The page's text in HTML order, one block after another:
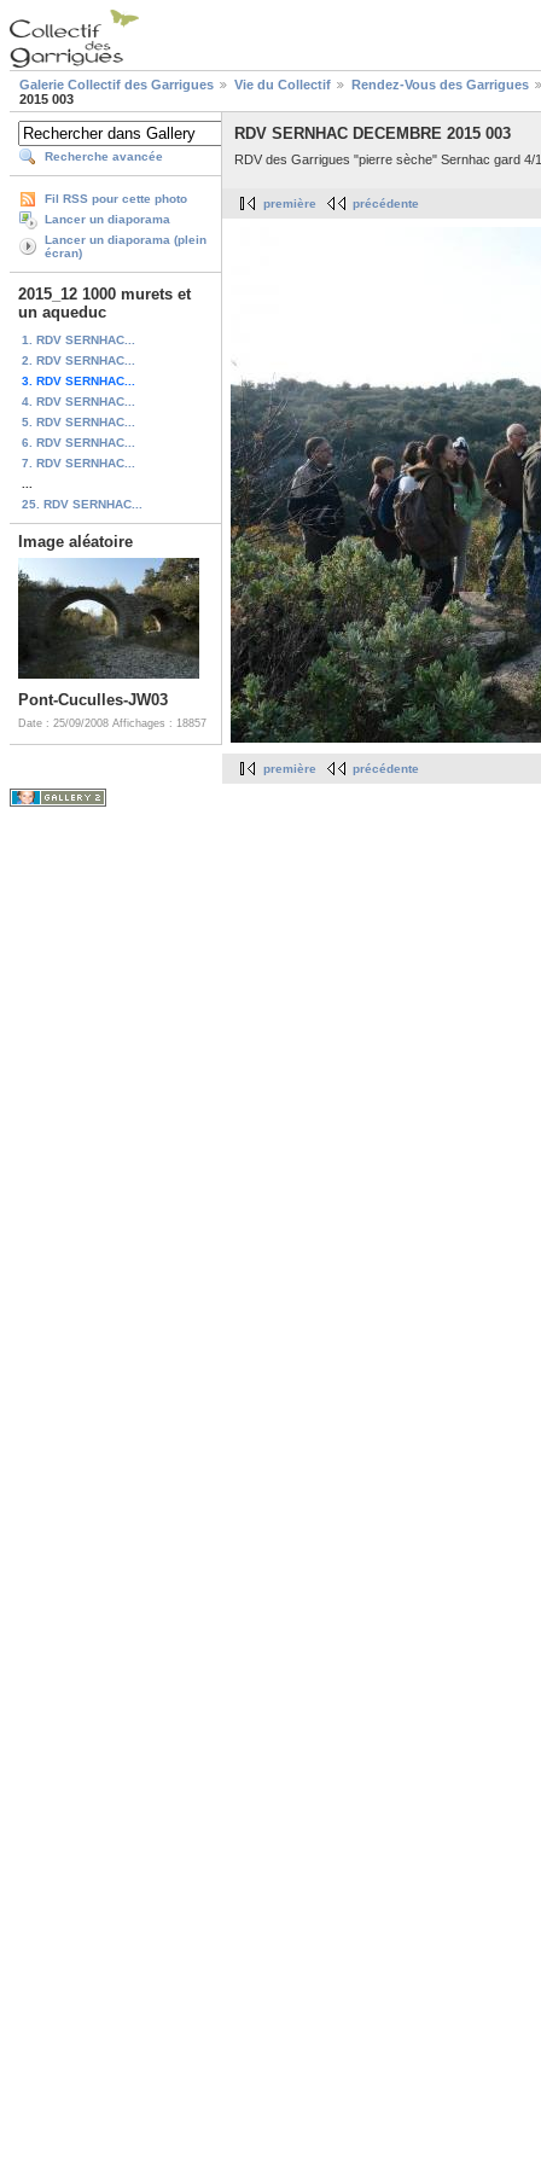
Galerie Collectif des Garrigues Vie du Collectif
Rendez-Vous des Garrigues
2015 003
Recherche avancée
Fil RSS pour cette photo
Lancer un diaporama
Lancer un diaporama (plein
écran)
2015_12 1000 murets et
un aqueduc
1. RDV SERNHAC...
2. RDV SERNHAC...
3. RDV SERNHAC...
4. RDV SERNHAC...
5. RDV SERNHAC...
6. RDV SERNHAC...
7. RDV SERNHAC...
25. RDV SERNHAC...
Image aléatoire
Pont-Cuculles-JW03
Date : 25/09/2008 Affichages : 18857
RDV SERNHAC DECEMBRE 2015 003
RDV des Garrigues "pierre sèche" Sernhac gard 4/
première précédente
première précédente